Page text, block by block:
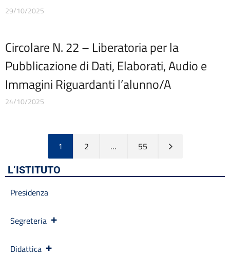
29/10/2025
Circolare N. 22 – Liberatoria per la
Pubblicazione di Dati, Elaborati, Audio e
Immagini Riguardanti l’alunno/A
24/10/2025
1 2 …
55
L’ISTITUTO
Presidenza
Segreteria
Didattica